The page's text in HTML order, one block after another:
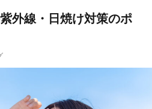
外線・日焼け対策のポ